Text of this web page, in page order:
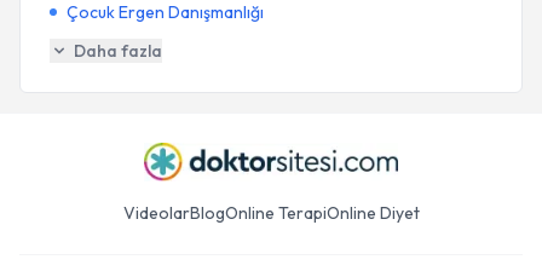
Çocuk Ergen Danışmanlığı
Daha fazla
VideolarBlogOnline TerapiOnline Diyet